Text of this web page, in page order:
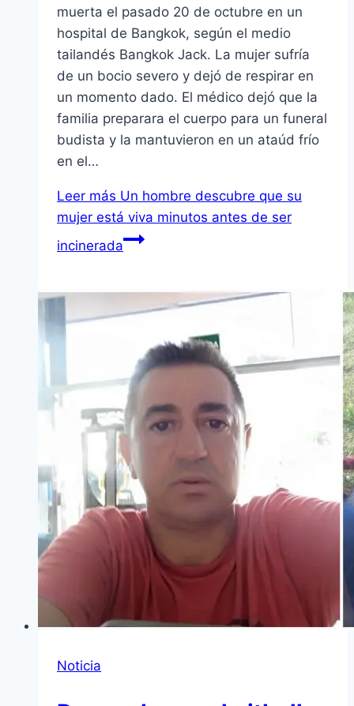
muerta el pasado 20 de octubre en un
hospital de Bangkok, según el medio
tailandés Bangkok Jack. La mujer sufría
de un bocio severo y dejó de respirar en
un momento dado. El médico dejó que la
familia preparara el cuerpo para un funeral
budista y la mantuvieron en un ataúd frío
en el…
Leer más Un hombre descubre que su
mujer está viva minutos antes de ser
incinerada
Noticia